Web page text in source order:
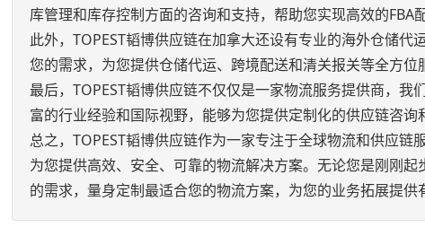
库管理和库存控制方面的咨询和支持，帮助您实现高效的FBA配
此外，TOPEST韬博供应链在加拿大还设有专业的海外仓储
您的需求，为您提供仓储代运、跨境配送和清关报关等全方
最后，TOPEST韬博供应链不仅仅是一家物流服务提供商，
富的行业经验和国际视野，能够为您提供定制化的供应链咨
总之，TOPEST韬博供应链作为一家专注于全球物流和供应
为您提供高效、安全、可靠的物流解决方案。无论您是刚刚
的需求，量身定制最适合您的物流方案，为您的业务拓展提供